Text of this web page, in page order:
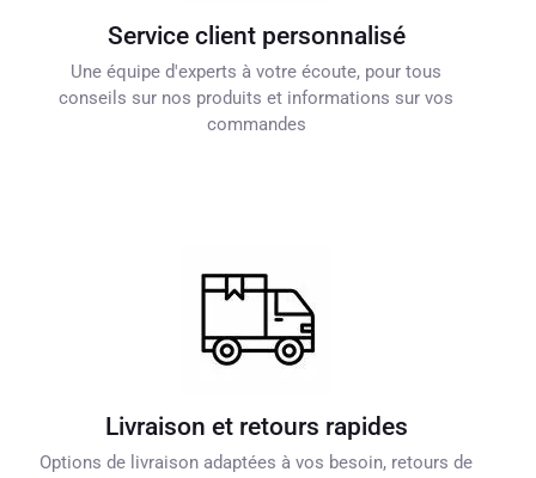
Service client personnalisé
Une équipe d'experts à votre écoute, pour tous
conseils sur nos produits et informations sur vos
commandes
Livraison et retours rapides
Options de livraison adaptées à vos besoin, retours de